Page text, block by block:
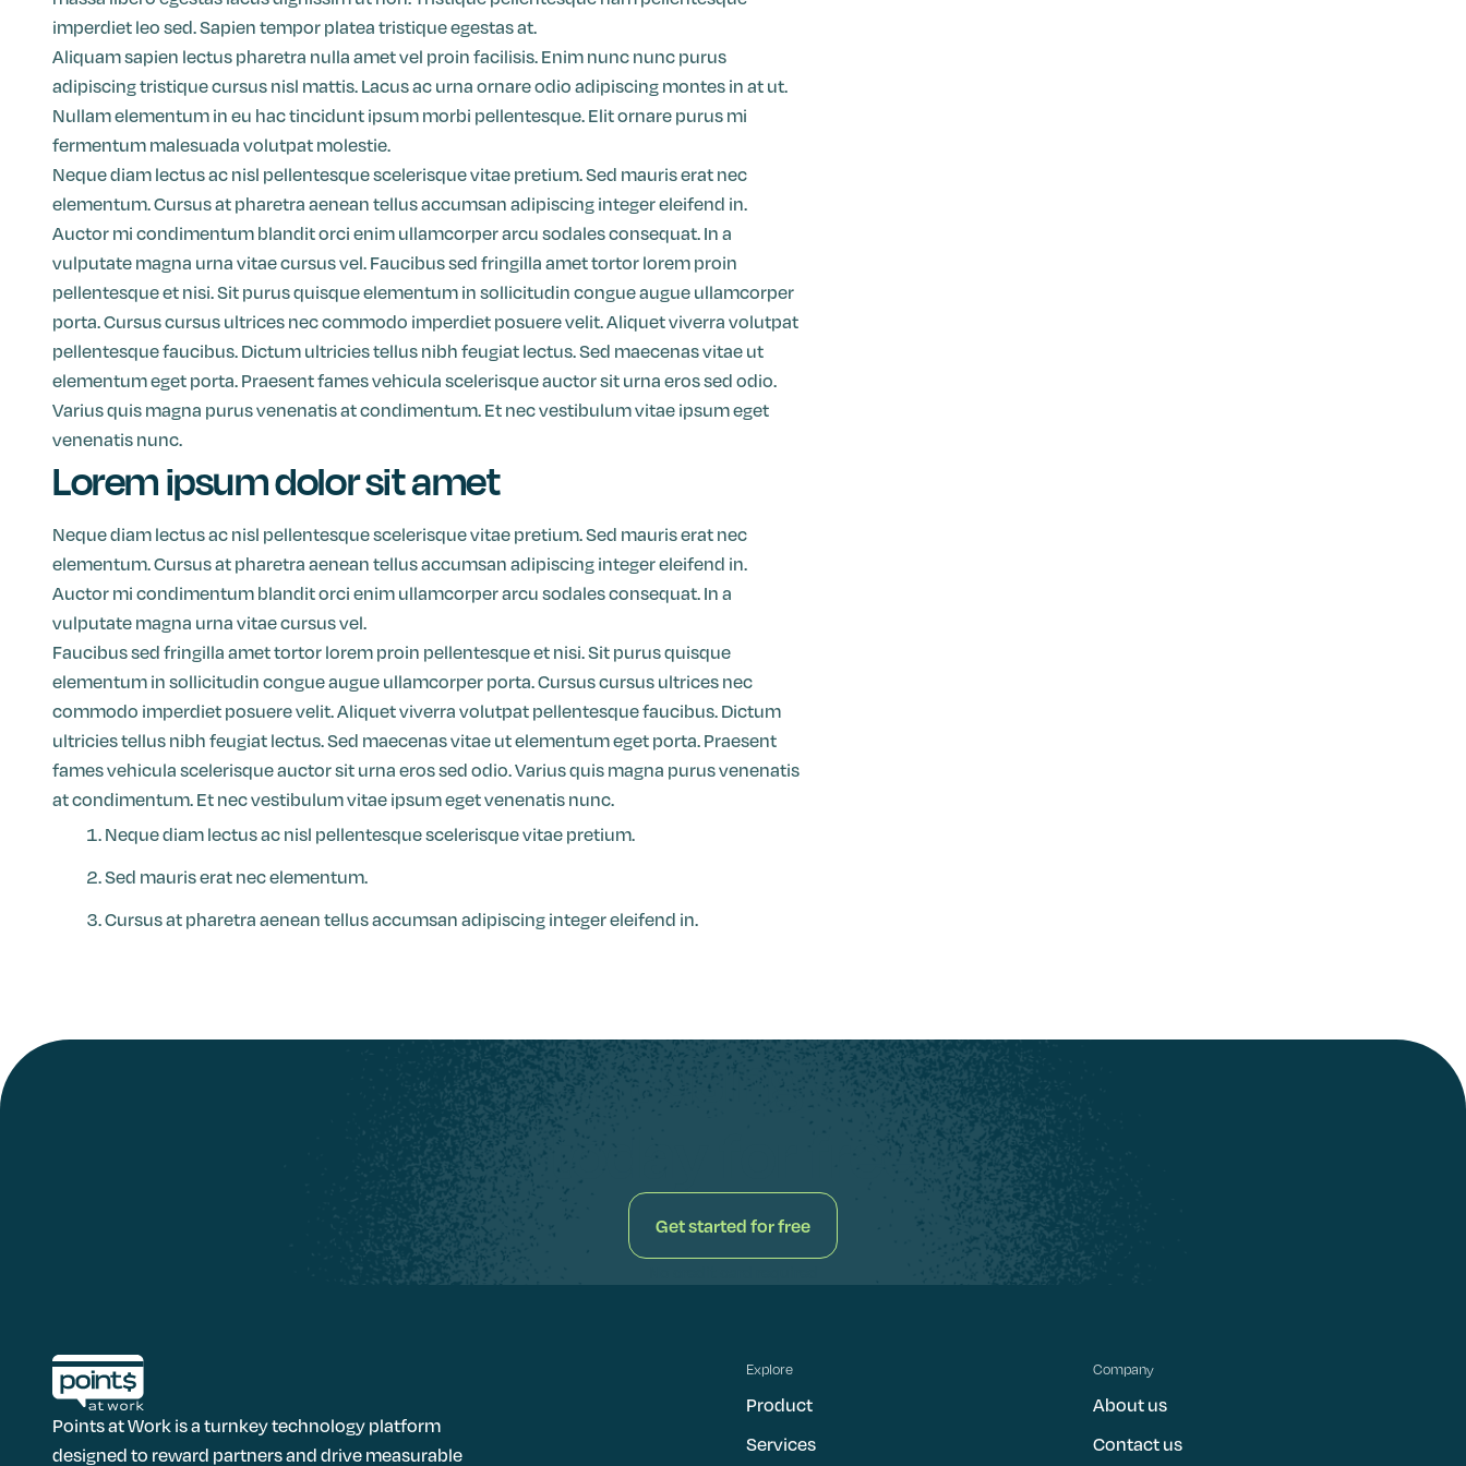
imperdiet leo sed. Sapien tempor platea tristique egestas at.
Aliquam sapien lectus pharetra nulla amet vel proin facilisis. Enim nunc nunc purus
adipiscing tristique cursus nisl mattis. Lacus ac urna ornare odio adipiscing montes in at ut.
Nullam elementum in eu hac tincidunt ipsum morbi pellentesque. Elit ornare purus mi
fermentum malesuada volutpat molestie.
Neque diam lectus ac nisl pellentesque scelerisque vitae pretium. Sed mauris erat nec
elementum. Cursus at pharetra aenean tellus accumsan adipiscing integer eleifend in.
Auctor mi condimentum blandit orci enim ullamcorper arcu sodales consequat. In a
vulputate magna urna vitae cursus vel. Faucibus sed fringilla amet tortor lorem proin
pellentesque et nisi. Sit purus quisque elementum in sollicitudin congue augue ullamcorper
porta. Cursus cursus ultrices nec commodo imperdiet posuere velit. Aliquet viverra volutpat
pellentesque faucibus. Dictum ultricies tellus nibh feugiat lectus. Sed maecenas vitae ut
elementum eget porta. Praesent fames vehicula scelerisque auctor sit urna eros sed odio.
Varius quis magna purus venenatis at condimentum. Et nec vestibulum vitae ipsum eget
venenatis nunc.
Lorem ipsum dolor sit amet
Neque diam lectus ac nisl pellentesque scelerisque vitae pretium. Sed mauris erat nec
elementum. Cursus at pharetra aenean tellus accumsan adipiscing integer eleifend in.
Auctor mi condimentum blandit orci enim ullamcorper arcu sodales consequat. In a
vulputate magna urna vitae cursus vel.
Faucibus sed fringilla amet tortor lorem proin pellentesque et nisi. Sit purus quisque
elementum in sollicitudin congue augue ullamcorper porta. Cursus cursus ultrices nec
commodo imperdiet posuere velit. Aliquet viverra volutpat pellentesque faucibus. Dictum
ultricies tellus nibh feugiat lectus. Sed maecenas vitae ut elementum eget porta. Praesent
fames vehicula scelerisque auctor sit urna eros sed odio. Varius quis magna purus venenatis
at condimentum. Et nec vestibulum vitae ipsum eget venenatis nunc.
Neque diam lectus ac nisl pellentesque scelerisque vitae pretium.
Sed mauris erat nec elementum.
Cursus at pharetra aenean tellus accumsan adipiscing integer eleifend in.
Connect integration
Start using Clara
today for free
Get started for free
Get started for free
Points at Work is a turnkey technology platform
designed to reward partners and drive measurable
Explore
Product
Services
Company
About us
Contact us